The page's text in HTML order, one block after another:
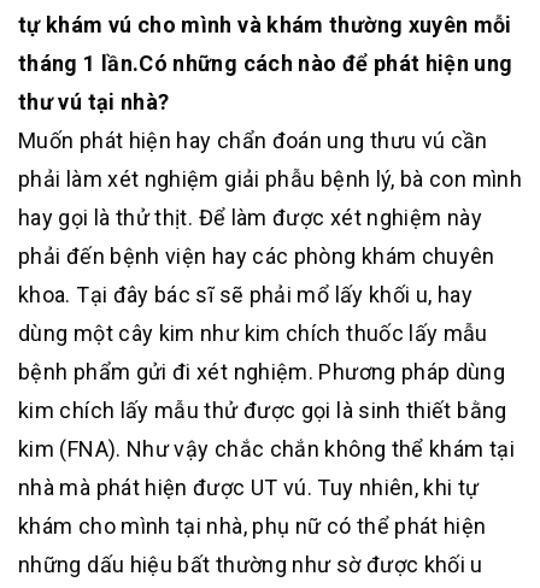
tự khám vú cho mình và khám thường xuyên mỗi
tháng 1 lần.Có những cách nào để phát hiện ung
thư vú tại nhà?
Muốn phát hiện hay chẩn đoán ung thưu vú cần
phải làm xét nghiệm giải phẫu bệnh lý, bà con mình
hay gọi là thử thịt. Để làm được xét nghiệm này
phải đến bệnh viện hay các phòng khám chuyên
khoa. Tại đây bác sĩ sẽ phải mổ lấy khối u, hay
dùng một cây kim như kim chích thuốc lấy mẫu
bệnh phẩm gửi đi xét nghiệm. Phương pháp dùng
kim chích lấy mẫu thử được gọi là sinh thiết bằng
kim (FNA). Như vậy chắc chắn không thể khám tại
nhà mà phát hiện được UT vú. Tuy nhiên, khi tự
khám cho mình tại nhà, phụ nữ có thể phát hiện
những dấu hiệu bất thường như sờ được khối u